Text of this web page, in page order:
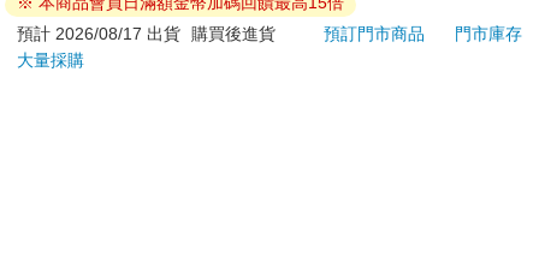
退換貨須知：
**提醒您，鑑賞期不等於試用期，退回商品須為全新狀態**
預計 2026/08/17 出貨
購買後進貨 預訂門市商品
門市庫存
大量採購